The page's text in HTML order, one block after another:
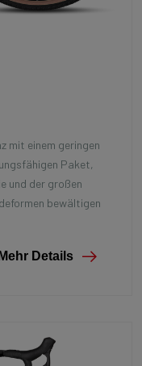
mit einem geringen
Paket,
und der großen
bewältigen
Mehr Details